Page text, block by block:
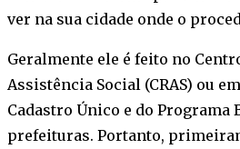
ver na sua cidade onde o
Geralmente ele é feito no
Assistência Social (CRAS) ou
Cadastro Único e do Programa
prefeituras. Portanto,